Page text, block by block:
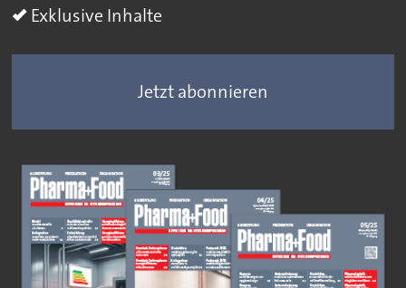
Exklusive Inhalte
Jetzt abonnieren